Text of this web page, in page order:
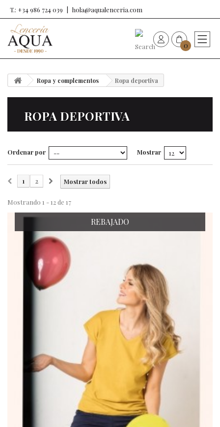
T.: +34 986 724 039 hola@aqualenceria.com
0
Sujetadores
Bragas
Baño de mujer
Ropa y complementos
Lencería
Prendas moldeadoras
Ortopedia
Outlet
Ropa y complementos Ropa deportiva
ROPA DEPORTIVA
Ordenar por Mostrar
Mostrar todos
1 2
Mostrando 1 - 12 de 17
REBAJADO